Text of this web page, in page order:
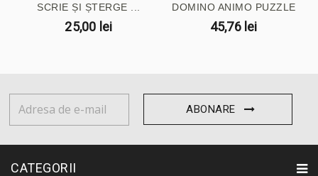
SCRIE ȘI ȘTERGE ...
25,00 lei
DOMINO ANIMO PUZZLE
45,76 lei
ABONARE
CATEGORII